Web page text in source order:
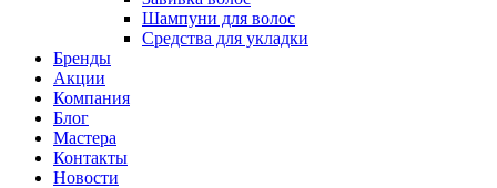
Шампуни для волос
Средства для укладки
Бренды
Акции
Компания
Блог
Мастера
Контакты
Новости